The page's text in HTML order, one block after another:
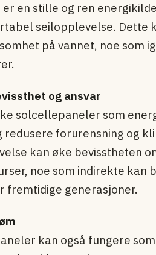
en stille og ren
seilopplevelse. Dette
på vannet, noe som
og ansvar
solcellepaneler som
redusere forurensning og
kan øke bevisstheten
noe som indirekte kan
fremtidige generasjoner.
kan også fungere